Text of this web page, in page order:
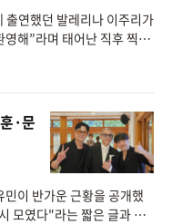
출연했던 발레리나 이주리가
해”라며 태어난 직후 찍은
·문
이 반가운 근황을 공개했
모였다"라는 짧은 글과 함